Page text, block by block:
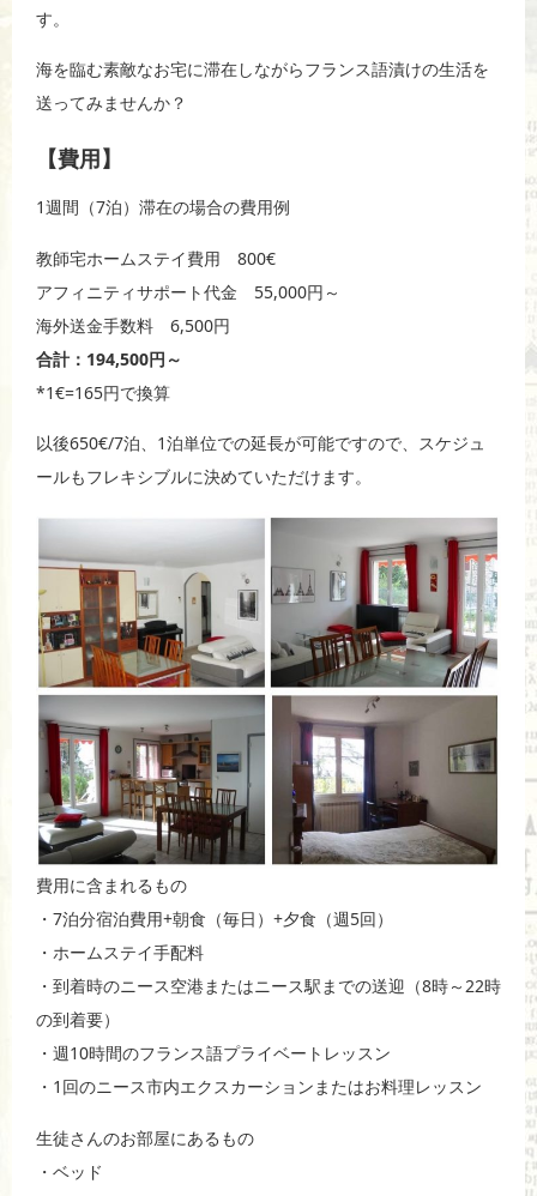
す。
海を臨む素敵なお宅に滞在しながらフランス語漬けの生活を
送ってみませんか？
【費用】
1週間（7泊）滞在の場合の費用例
教師宅ホームステイ費用 800€
アフィニティサポート代金 55,000円～
海外送金手数料 6,500円
合計：194,500円～
*1€=165円で換算
以後650€/7泊、1泊単位での延長が可能ですので、スケジュ
ールもフレキシブルに決めていただけます。
費用に含まれるもの
・7泊分宿泊費用+朝食（毎日）+夕食（週5回）
・ホームステイ手配料
・到着時のニース空港またはニース駅までの送迎（8時～22時
の到着要）
・週10時間のフランス語プライベートレッスン
・1回のニース市内エクスカーションまたはお料理レッスン
生徒さんのお部屋にあるもの
・ベッド